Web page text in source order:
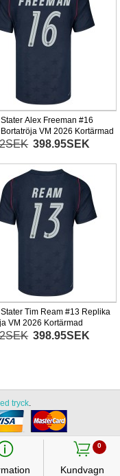
Alex Freeman #16
VM 2026 Kortärmad
398.95SEK
Tim Ream #13 Replika
VM 2026 Kortärmad
398.95SEK
0
󰃦
Kundvagn
tryck.